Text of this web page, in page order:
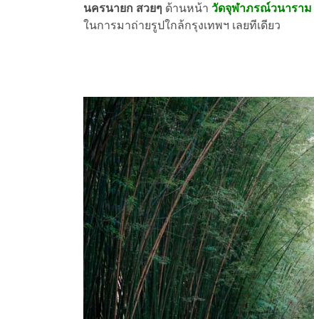
นครนายก สวยๆ ด้านหน้า วัดจุฬาภรณ์วนาราม
ในการมาถ่ายรูปใกล้กรุงเทพฯ เลยทีเดียว